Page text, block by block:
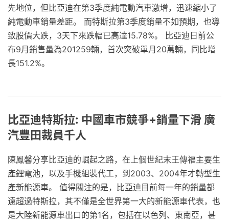
先地位，但比亞迪在第3季度純電動汽車激增，迅速縮小了
純電動車銷量差距。 而特斯拉第3季度銷量不如預期，也導
致股價大跌，3天下來跌幅已高達15.78%。 比亞迪日前公
布9月銷售量為201259輛，首次突破單月20萬輛，同比增
長151.2%。
比亞迪特斯拉: 中國車市競爭+銷量下滑 廣
汽豐田裁員千人
陳鳳馨分享比亞迪的崛起之路，在上個世紀末王傳福主要生
產鋰電池，以及手機組裝代工，到2003、2004年才轉型生
產新能源車。 值得關注的是，比亞迪目前每一年的銷量都
遠超過特斯拉，其不僅是全世界第一大的新能源車代表，也
是大陸新能源車出口的第1名，包括在以色列、東南亞，甚